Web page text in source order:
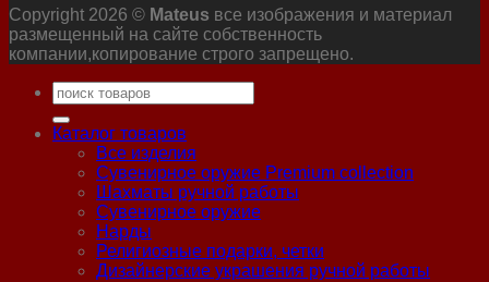
Copyright 2026 © Mateus все изображения и материал
размещенный на сайте собственность
компании,копирование строго запрещено.
Искать:
Каталог товаров
Все изделия
Сувенирное оружие Premium collection
Шахматы ручной работы
Сувенирное оружие
Нарды
Религиозные подарки, четки
Дизайнерские украшения ручной работы